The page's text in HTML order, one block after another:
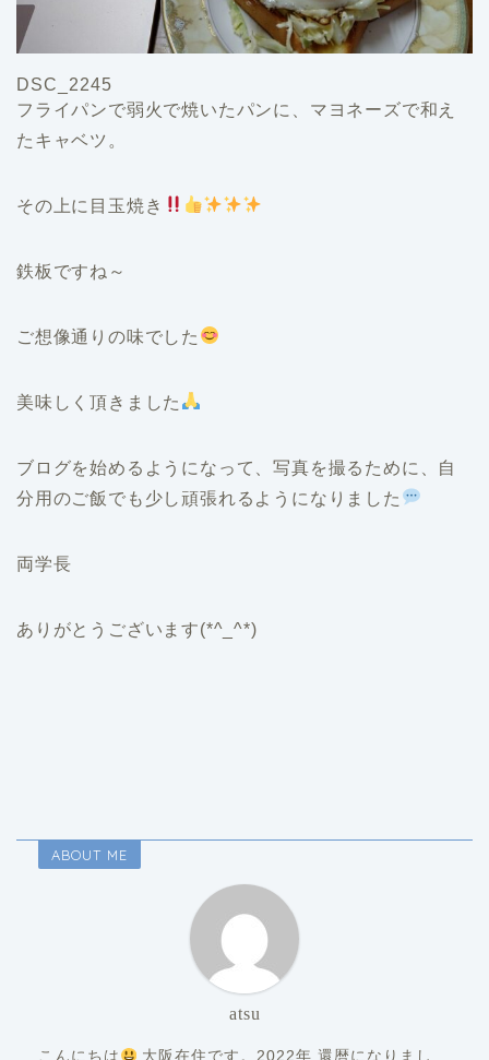
DSC_2245
フライパンで弱火で焼いたパンに、マヨネーズで和え
たキャベツ。
その上に目玉焼き
鉄板ですね～
ご想像通りの味でした
美味しく頂きました
ブログを始めるようになって、写真を撮るために、自
分用のご飯でも少し頑張れるようになりました
両学長
ありがとうございます(*^_^*)
ABOUT ME
atsu
こんにちは
大阪在住です。2022年 還暦になりまし